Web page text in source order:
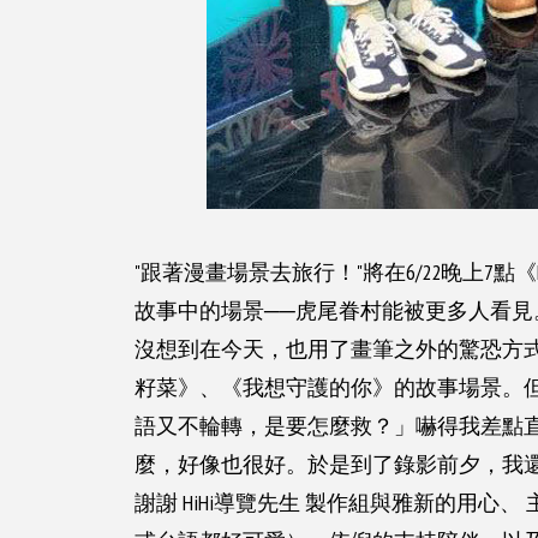
"跟著漫畫場景去旅行！"將在6/22晚上7點
故事中的場景──虎尾眷村能被更多人看見
沒想到在今天，也用了畫筆之外的驚恐方
籽菜》、《我想守護的你》的故事場景。
語又不輪轉，是要怎麼救？」嚇得我差點
麼，好像也很好。於是到了錄影前夕，我
謝謝 HiHi導覽先生 製作組與雅新的用心